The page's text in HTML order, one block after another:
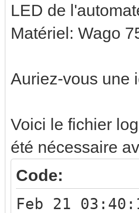
LED de
Matériel: Wago
Auriez-vous une
Voici le fichier
été nécessaire
Code:
Feb 21